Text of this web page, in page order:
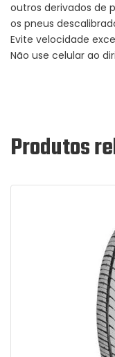
outros derivados de
os pneus
Evite velocidade
Não use celular ao
Produtos